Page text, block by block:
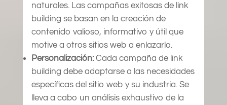
naturales. Las campañas exitosas de link
building se basan en la creación de
contenido valioso, informativo y útil que
motive a otros sitios web a enlazarlo.
Personalización:Cada campaña de link
building debe adaptarse a las necesidades
específicas del sitio web y su industria. Se
lleva a cabo un análisis exhaustivo de la